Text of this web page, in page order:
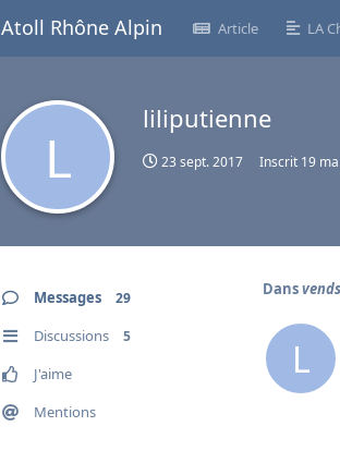
Atoll Rhône Alpin Article LA
L
liliputienne
23 sept. 2017 Inscrit 19
Messages 29
Discussions 5
J'aime
Mentions
Dans
L